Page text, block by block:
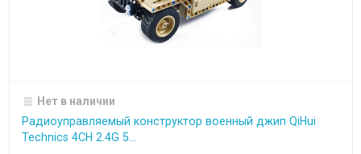
Нет в наличии
Радиоуправляемый конструктор военный джип QiHui
Technics 4CH 2.4G 5...